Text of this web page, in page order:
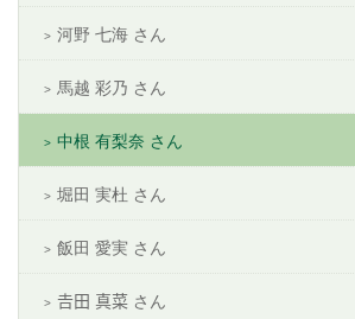
河野 七海 さん
馬越 彩乃 さん
中根 有梨奈 さん
堀田 実杜 さん
飯田 愛実 さん
𠮷田 真菜 さん